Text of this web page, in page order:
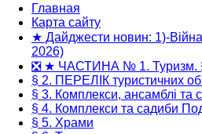
Главная
Карта сайту
★ Дайджести новин: 1)-
2026)
❎ ★ ЧАСТИНА № 1. Туризм.
§ 2. ПЕРЕЛІК туристичних
§ 3. Комплекси, ансамблі та
§ 4. Комплекси та садиби
§ 5. Храми